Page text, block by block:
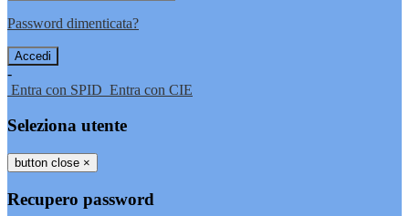
Password dimenticata?
-
Entra con SPID Entra con CIE
Seleziona utente
button close ×
Recupero password